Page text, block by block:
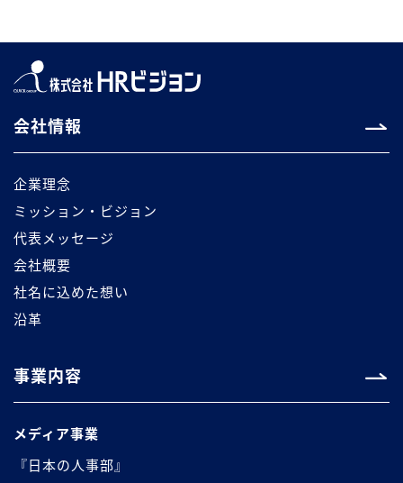
会社情報
企業理念
ミッション・ビジョン
代表メッセージ
会社概要
社名に込めた想い
沿革
事業内容
メディア事業
『日本の人事部』